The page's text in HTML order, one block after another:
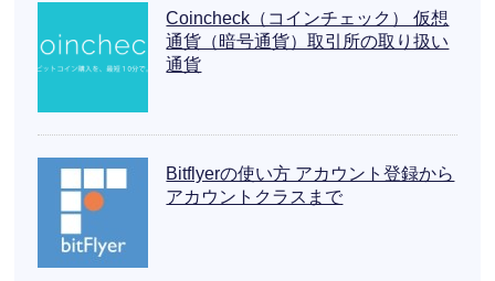
Coincheck（コインチェック） 仮想
通貨（暗号通貨）取引所の取り扱い
通貨
Bitflyerの使い方 アカウント登録から
アカウントクラスまで